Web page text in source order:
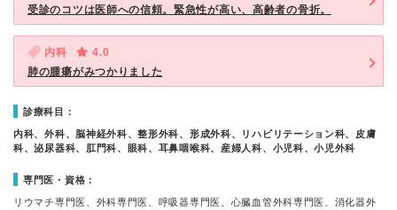
受診のコツは医師への信頼。緊急性が高い、高齢者の骨折。
内科
4.0
肺の腫瘍がみつかりました
診療科目：
内科、外科、脳神経外科、整形外科、形成外科、リハビリテーション科、皮膚
科、泌尿器科、肛門科、眼科、耳鼻咽喉科、産婦人科、小児科、小児外科
専門医・資格：
リウマチ専門医、外科専門医、呼吸器専門医、心臓血管外科専門医、消化器外